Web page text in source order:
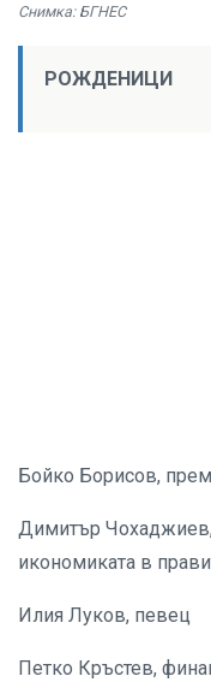
Снимка: БГНЕС
РОЖДЕНИЦИ
Бойко Борисов,
Димитър
икономиката в
Илия Луков, певец
Петко Кръстев,